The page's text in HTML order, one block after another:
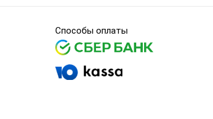
Способы оплаты